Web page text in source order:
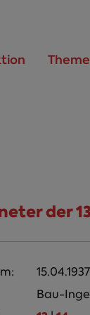
der
15.04.1937
Bau-